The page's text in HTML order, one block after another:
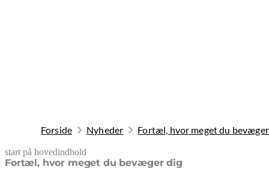
Forside Nyheder Fortæl, hvor meget du
start på hovedindhold
Fortæl, hvor meget du bevæger dig
senest opdateret 12. marts 2026